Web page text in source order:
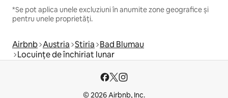
*Se pot aplica unele excluziuni în anumite zone geografice și
pentru unele proprietăți.
Airbnb Austria Stiria Bad Blumau
Locuințe de închiriat lunar
© 2026 Airbnb, Inc.